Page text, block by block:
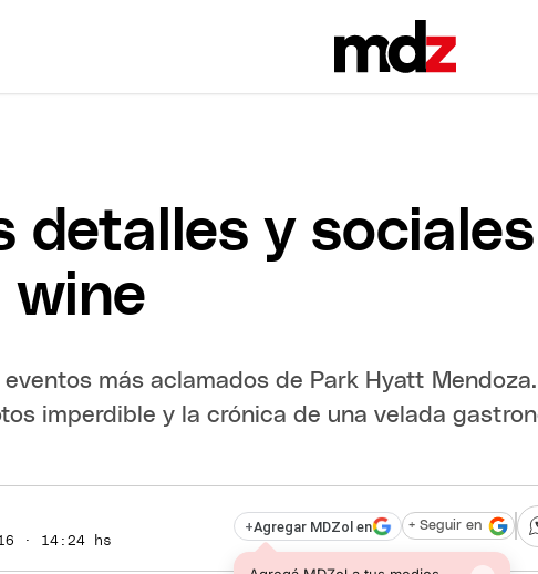
detalles y
wine
más aclamados de Park Hyatt Mendoza.
imperdible y la crónica de una velada
· 14:24 hs
+Agregar MDZol en + Seguir en